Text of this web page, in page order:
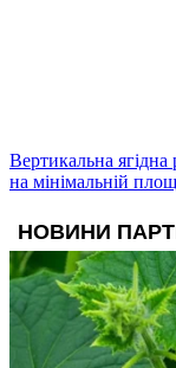
Вертикальна
на мінімальній